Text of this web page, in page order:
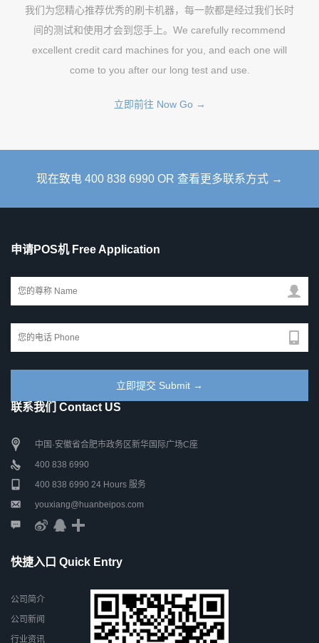
我们为您精心推荐优秀的刷卡机器，每一款都是经过我们长时
间的测试和使用才会到您手上。We carefully recommend
excellent credit card machines for you, and each one will
come to you after our long test and use.
立即前往 Now Go →
现在致电 400 838 6990 OR 查看更多联系方式 →
申请POS机 Free Application
联系我们 Contact US
中国·安徽省合肥市政务区新华国际广场C座
400 838 6990
400 838 6990 24 Hours 服务
youxiang@huanbeipos.com
快捷入口 Quick Entry
公司简介
公司新闻
行业资讯